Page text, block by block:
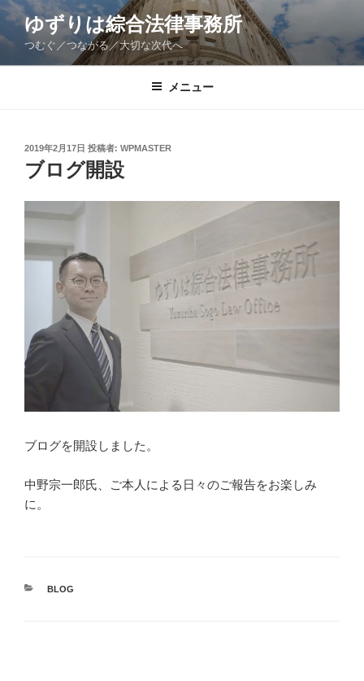
コ
ン
ゆずりは綜合法律事務所
つむぐ／つながる／大切な次代へ
メニュー
投
稿
日:
2019年2月17日 投稿者: WPMASTER
ブログ開設
ブログを開設しました。
中野宗一郎氏、ご本人による日々のご報告をお楽しみ
に。
カ
BLOG